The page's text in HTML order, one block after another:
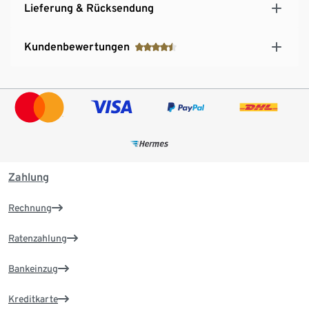
Lieferung & Rücksendung
Kundenbewertungen
Zahlung
Rechnung
Ratenzahlung
Bankeinzug
Kreditkarte